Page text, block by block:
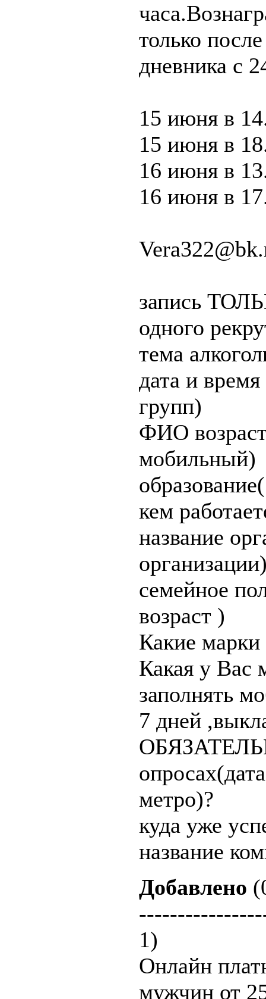
только
дневника с
15 июня в
15 июня в
16 июня в
16 июня в
запись
одного
тема
дата и
групп)
ФИО
мобильный)
кем
название
семейное
возраст )
Какие марки
Какая у Вас
заполнять
7 дней
метро)?
куда уже
название
Добавлено
1)
Онлайн
мужчин от